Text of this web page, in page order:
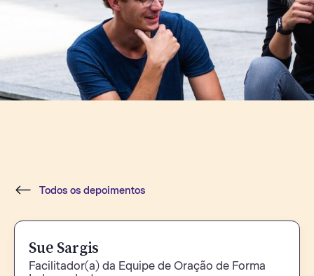
Todos os depoimentos
Sue Sargis
Facilitador(a) da Equipe de Oração de Forma